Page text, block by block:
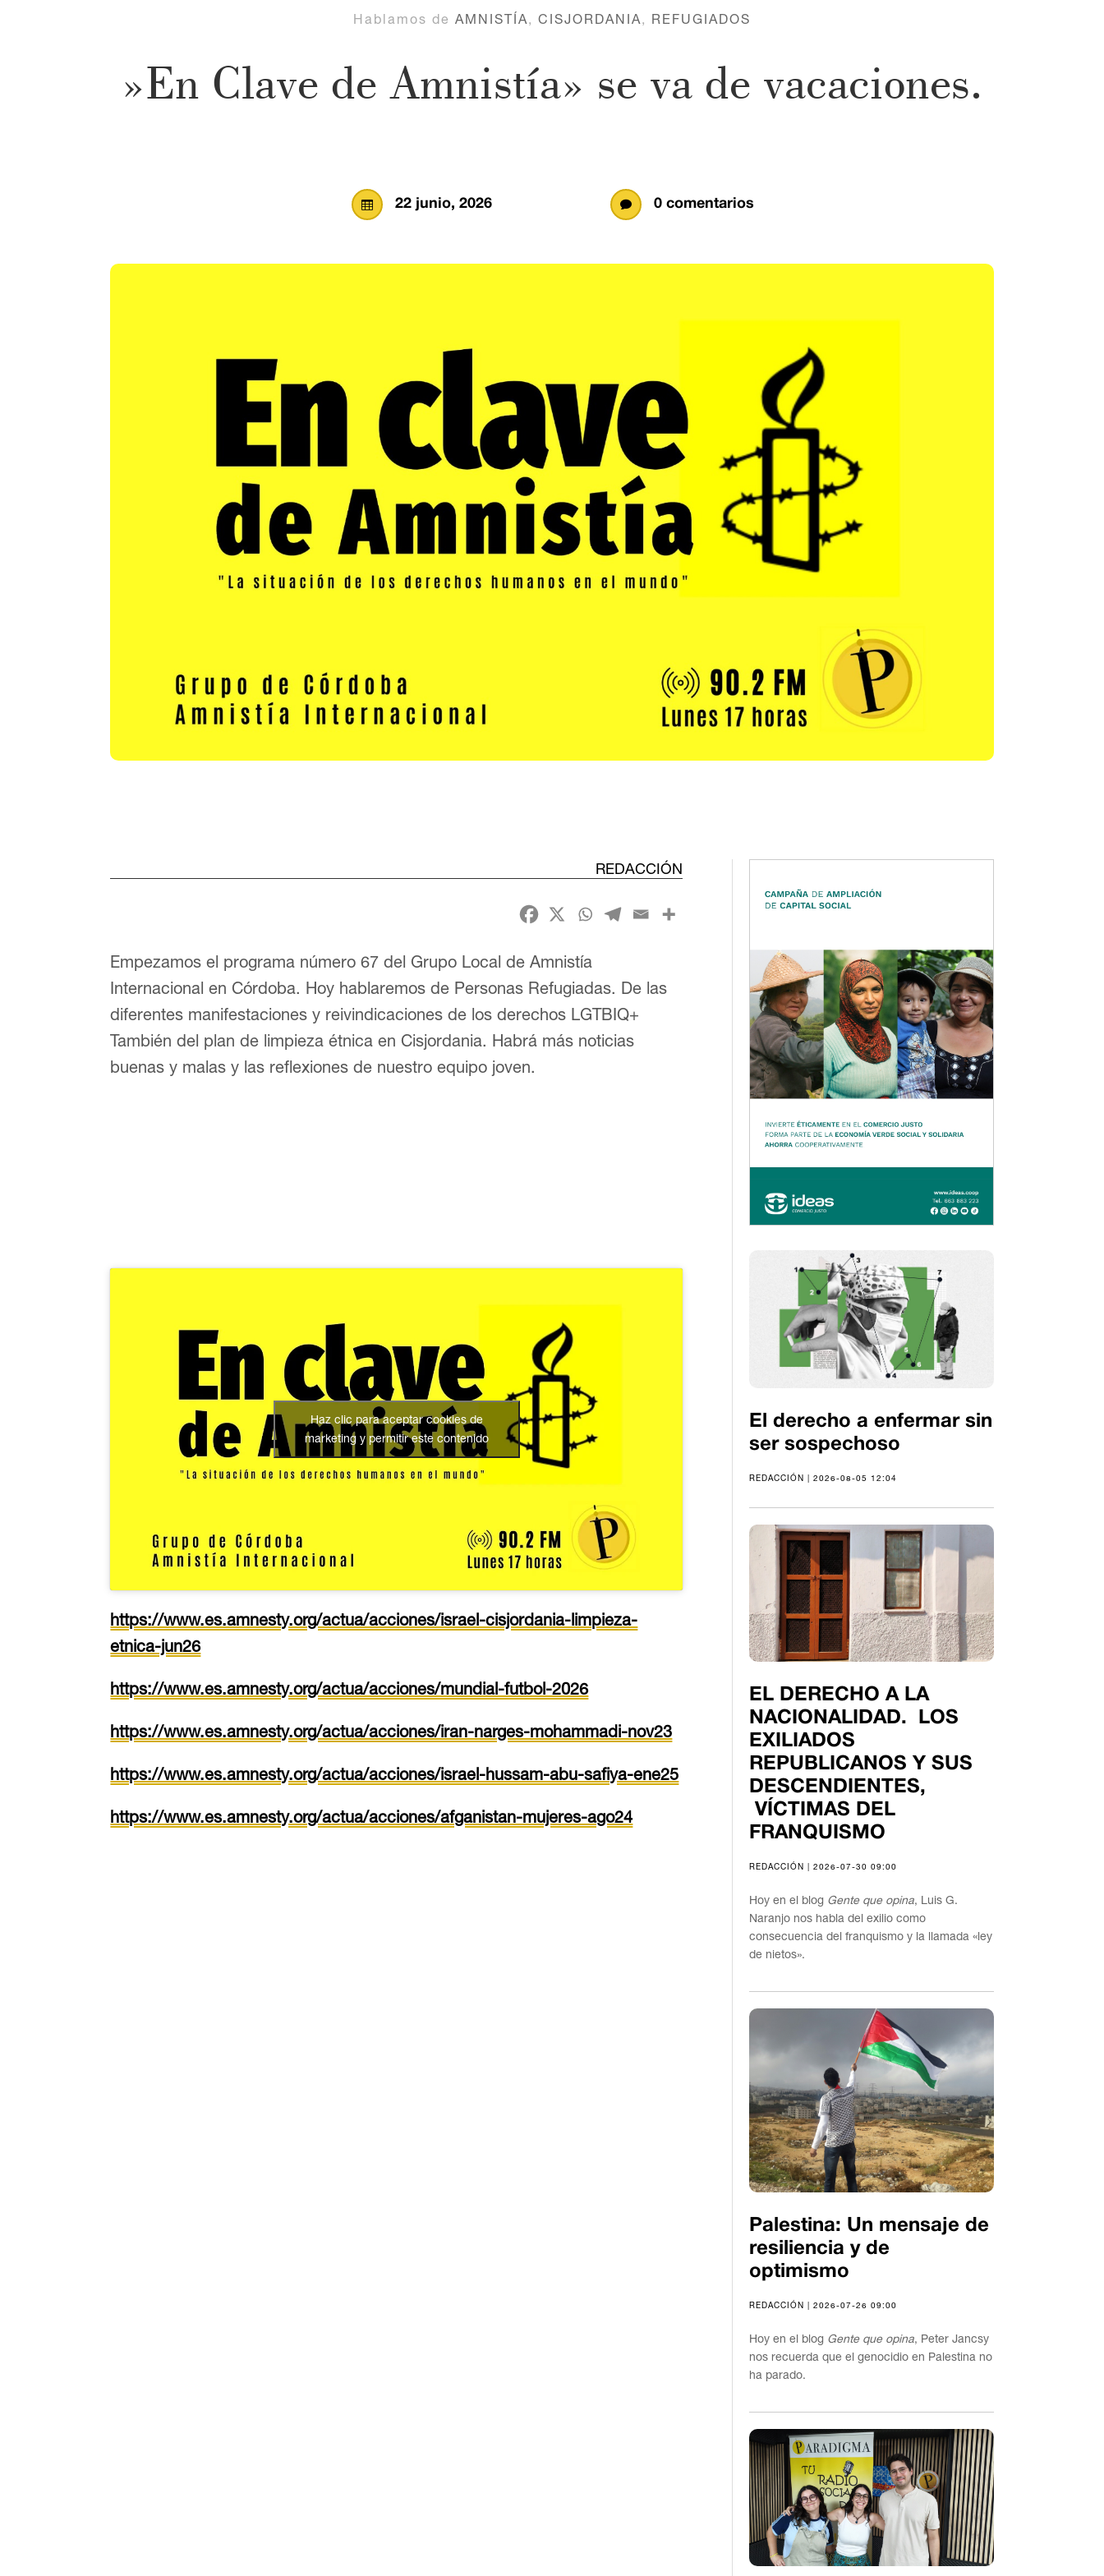
Hablamos de AMNISTÍA, CISJORDANIA, REFUGIADOS
»En Clave de Amnistía» se va de vacaciones.
 22 junio, 2026  0 comentarios
REDACCIÓN
Empezamos el programa número 67 del Grupo Local de Amnistía
Internacional en Córdoba. Hoy hablaremos de Personas Refugiadas. De las
diferentes manifestaciones y reivindicaciones de los derechos LGTBIQ+
También del plan de limpieza étnica en Cisjordania. Habrá más noticias
buenas y malas y las reflexiones de nuestro equipo joven.
Haz clic para aceptar cookies de
marketing y permitir este contenido
https://www.es.amnesty.org/actua/acciones/israel-cisjordania-limpieza-
etnica-jun26
https://www.es.amnesty.org/actua/acciones/mundial-futbol-2026
https://www.es.amnesty.org/actua/acciones/iran-narges-mohammadi-nov23
https://www.es.amnesty.org/actua/acciones/israel-hussam-abu-safiya-ene25
https://www.es.amnesty.org/actua/acciones/afganistan-mujeres-ago24
El derecho a enfermar sin
ser sospechoso
REDACCIÓN | 2026-08-05 12:04
EL DERECHO A LA
NACIONALIDAD. LOS
EXILIADOS
REPUBLICANOS Y SUS
DESCENDIENTES,
VÍCTIMAS DEL
FRANQUISMO
REDACCIÓN | 2026-07-30 09:00
Hoy en el blog Gente que opina, Luis G.
Naranjo nos habla del exilio como
consecuencia del franquismo y la llamada «ley
de nietos».
Palestina: Un mensaje de
resiliencia y de
optimismo
REDACCIÓN | 2026-07-26 09:00
Hoy en el blog Gente que opina, Peter Jancsy
nos recuerda que el genocidio en Palestina no
ha parado.